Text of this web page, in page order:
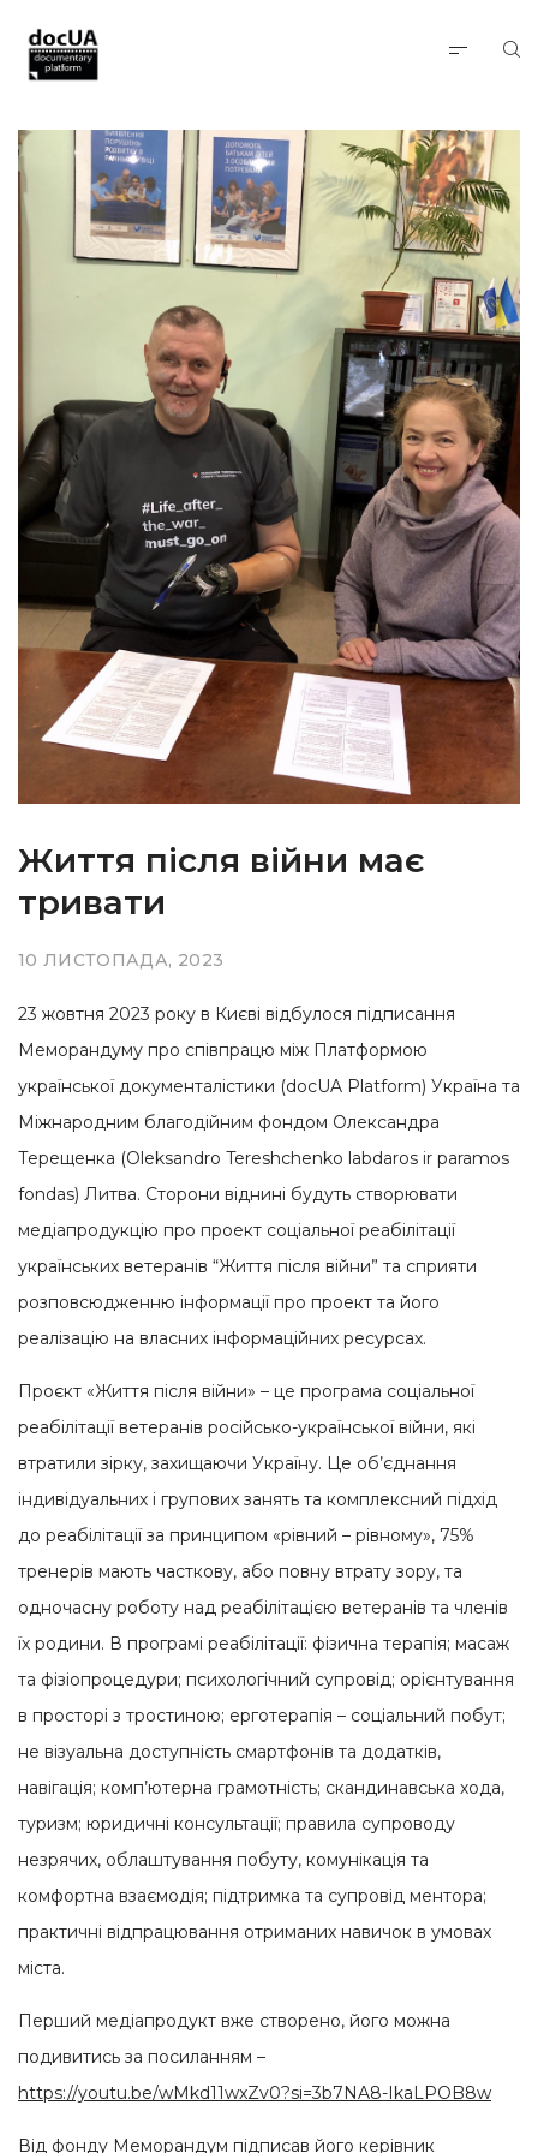
Життя після війни має
тривати
10 ЛИСТОПАДА, 2023
23 жовтня 2023 року в Києві відбулося підписання
Меморандуму про співпрацю між Платформою
української документалістики (docUA Platform) Україна та
Міжнародним благодійним фондом Олександра
Терещенка (Oleksandro Tereshchenko labdaros ir paramos
fondas) Литва. Сторони віднині будуть створювати
медіапродукцію про проект соціальної реабілітації
українських ветеранів “Життя після війни” та сприяти
розповсюдженню інформації про проект та його
реалізацію на власних інформаційних ресурсах.
Проєкт «Життя після війни» – це програма соціальної
реабілітації ветеранів російсько-української війни, які
втратили зірку, захищаючи Україну. Це об’єднання
індивідуальних і групових занять та комплексний підхід
до реабілітації за принципом «рівний – рівному», 75%
тренерів мають часткову, або повну втрату зору, та
одночасну роботу над реабілітацією ветеранів та членів
їх родини. В програмі реабілітації: фізична терапія; масаж
та фізіопроцедури; психологічний супровід; орієнтування
в просторі з тростиною; ерготерапія – соціальний побут;
не візуальна доступність смартфонів та додатків,
навігація; комп’ютерна грамотність; скандинавська хода,
туризм; юридичні консультації; правила супроводу
незрячих, облаштування побуту, комунікація та
комфортна взаємодія; підтримка та супровід ментора;
практичні відпрацювання отриманих навичок в умовах
міста.
Перший медіапродукт вже створено, його можна
подивитись за посиланням –
https://youtu.be/wMkd11wxZv0?si=3b7NA8-IkaLPOB8w
Від фонду Меморандум підписав його керівник